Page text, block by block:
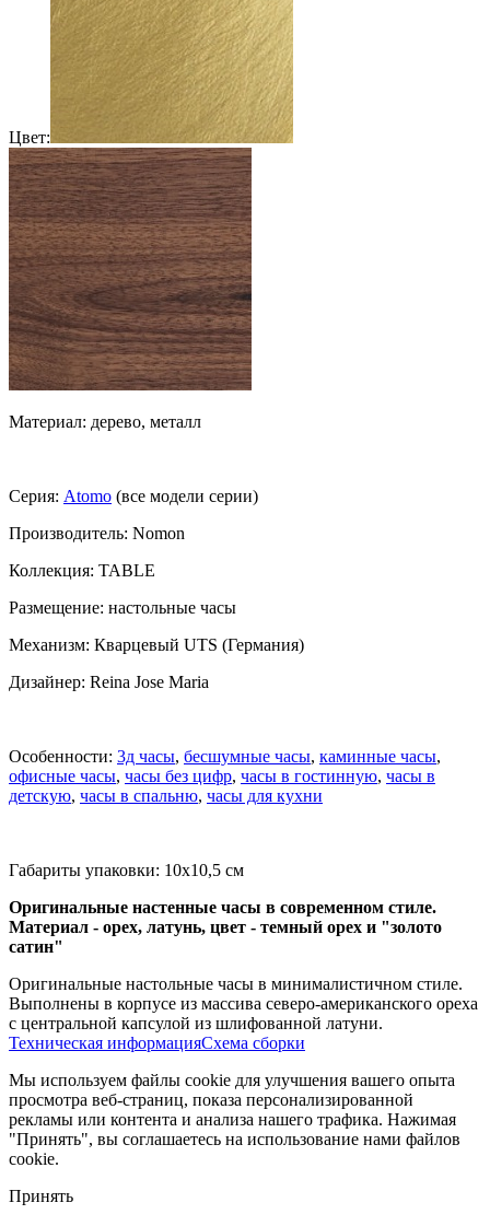
Цвет:
Материал: дерево, металл
Серия: Atomo (все модели серии)
Производитель: Nomon
Коллекция: TABLE
Размещение: настольные часы
Механизм: Кварцевый UTS (Германия)
Дизайнер: Reina Jose Maria
Особенности: 3д часы, бесшумные часы, каминные часы,
офисные часы, часы без цифр, часы в гостинную, часы в
детскую, часы в спальню, часы для кухни
Габариты упаковки: 10х10,5 см
Оригинальные настенные часы в современном стиле.
Материал - орех, латунь, цвет - темный орех и "золото
сатин"
Оригинальные настольные часы в минималистичном стиле.
Выполнены в корпусе из массива северо-американского ореха
с центральной капсулой из шлифованной латуни.
Техническая информацияСхема сборки
Мы используем файлы cookie для улучшения вашего опыта
просмотра веб-страниц, показа персонализированной
рекламы или контента и анализа нашего трафика. Нажимая
"Принять", вы соглашаетесь на использование нами файлов
cookie.
Принять